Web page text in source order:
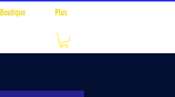
Boutique Plus